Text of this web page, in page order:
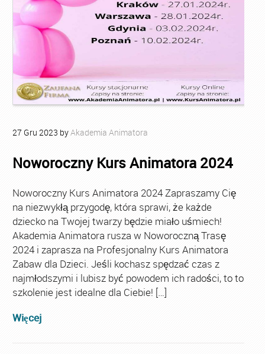
27 Gru 2023 byAkademia Animatora
Noworoczny Kurs Animatora 2024
Noworoczny Kurs Animatora 2024 Zapraszamy Cię
na niezwykłą przygodę, która sprawi, że każde
dziecko na Twojej twarzy będzie miało uśmiech!
Akademia Animatora rusza w Noworoczną Trasę
2024 i zaprasza na Profesjonalny Kurs Animatora
Zabaw dla Dzieci. Jeśli kochasz spędzać czas z
najmłodszymi i lubisz być powodem ich radości, to to
szkolenie jest idealne dla Ciebie! […]
Więcej